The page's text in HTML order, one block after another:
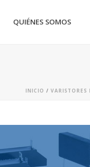
QUIÉNES SOMOS
INICIO /